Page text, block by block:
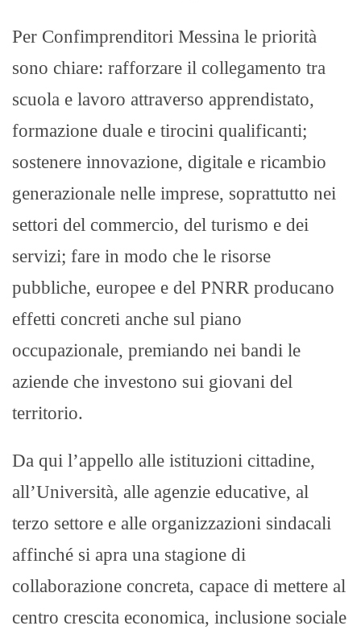
Per Confimprenditori Messina le priorità
sono chiare: rafforzare il collegamento tra
scuola e lavoro attraverso apprendistato,
formazione duale e tirocini qualificanti;
sostenere innovazione, digitale e ricambio
generazionale nelle imprese, soprattutto nei
settori del commercio, del turismo e dei
servizi; fare in modo che le risorse
pubbliche, europee e del PNRR producano
effetti concreti anche sul piano
occupazionale, premiando nei bandi le
aziende che investono sui giovani del
territorio.
Da qui l’appello alle istituzioni cittadine,
all’Università, alle agenzie educative, al
terzo settore e alle organizzazioni sindacali
affinché si apra una stagione di
collaborazione concreta, capace di mettere al
centro crescita economica, inclusione sociale